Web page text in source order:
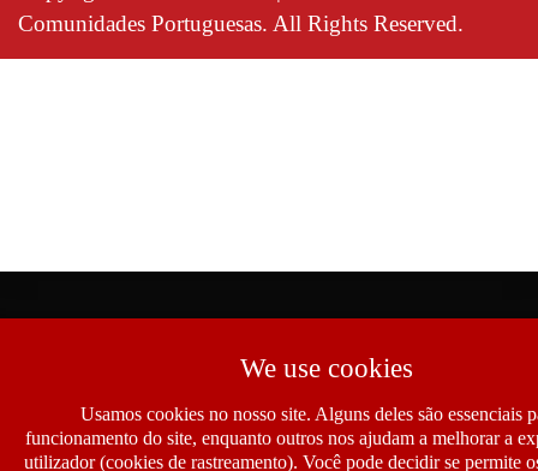
Comunidades Portuguesas. All Rights Reserved.
We use cookies
Usamos cookies no nosso site. Alguns deles são essenciais
funcionamento do site, enquanto outros nos ajudam a melhorar a
utilizador (cookies de rastreamento). Você pode decidir se permite